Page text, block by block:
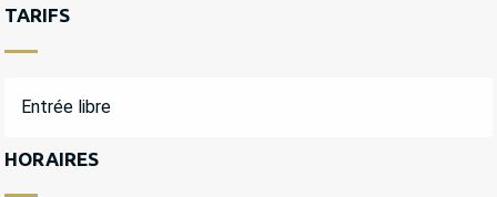
TARIFS
Entrée libre
HORAIRES